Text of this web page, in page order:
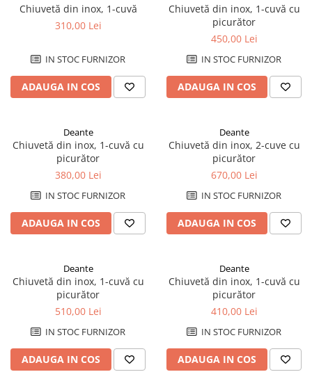
Chiuvetă din inox, 1-cuvă
310,00 Lei
IN STOC FURNIZOR
ADAUGA IN COS
Chiuvetă din inox, 1-cuvă cu
picurător
450,00 Lei
IN STOC FURNIZOR
ADAUGA IN COS
Deante
Chiuvetă din inox, 1-cuvă cu
picurător
380,00 Lei
IN STOC FURNIZOR
ADAUGA IN COS
Deante
Chiuvetă din inox, 2-cuve cu
picurător
670,00 Lei
IN STOC FURNIZOR
ADAUGA IN COS
Deante
Chiuvetă din inox, 1-cuvă cu
picurător
510,00 Lei
IN STOC FURNIZOR
ADAUGA IN COS
Deante
Chiuvetă din inox, 1-cuvă cu
picurător
410,00 Lei
IN STOC FURNIZOR
ADAUGA IN COS